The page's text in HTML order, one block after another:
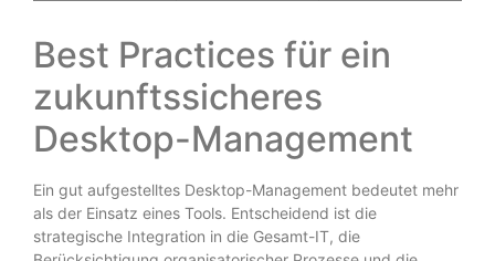
Best Practices für ein
zukunftssicheres
Desktop-Management
Ein gut aufgestelltes Desktop-Management bedeutet mehr
als der Einsatz eines Tools. Entscheidend ist die
strategische Integration in die Gesamt-IT, die